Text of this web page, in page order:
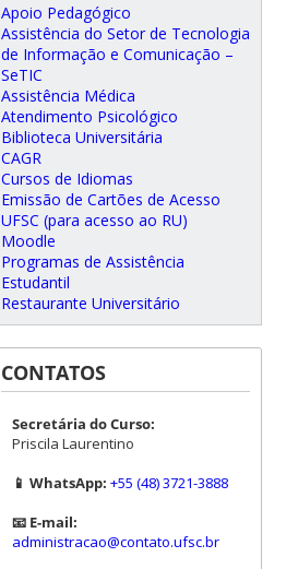
Apoio Pedagógico
Assistência do Setor de Tecnologia
de Informação e Comunicação –
SeTIC
Assistência Médica
Atendimento Psicológico
Biblioteca Universitária
CAGR
Cursos de Idiomas
Emissão de Cartões de Acesso
UFSC (para acesso ao RU)
Moodle
Programas de Assistência
Estudantil
Restaurante Universitário
CONTATOS
Secretária do Curso:
Priscila Laurentino
📱 WhatsApp: +55 (48) 3721-3888
📧 E-mail:
administracao@contato.ufsc.br